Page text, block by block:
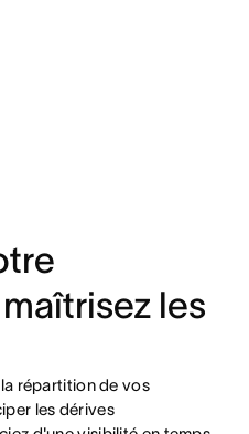
les
répartition de vos
les dérives